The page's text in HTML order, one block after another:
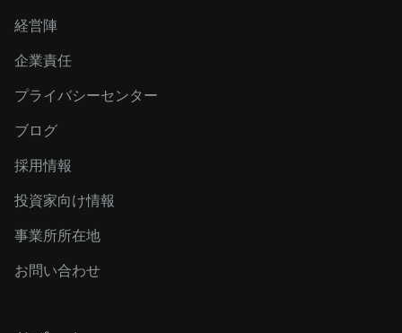
経営陣
企業責任
プライバシーセンター
ブログ
採用情報
投資家向け情報
事業所所在地
お問い合わせ